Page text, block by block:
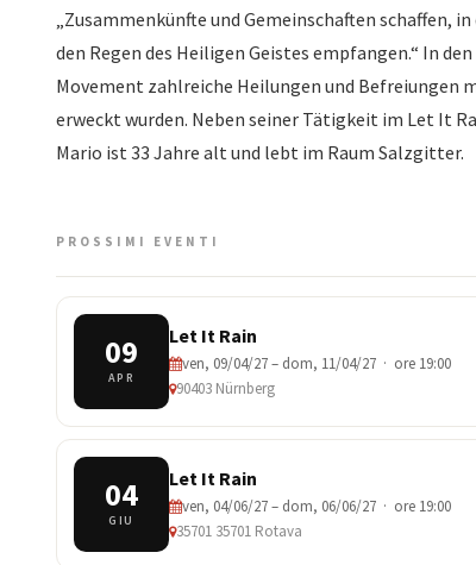
„Zusammenkünfte und Gemeinschaften schaffen,
den Regen des Heiligen Geistes empfangen.“ In
Movement zahlreiche Heilungen und Befreiungen
erweckt wurden. Neben seiner Tätigkeit im Let It
​Mario ist 33 Jahre alt und lebt im Raum Salzgitter.
PROSSIMI EVENTI
09
APR
Let It Rain
ven, 09/04/27 – dom, 11/04/27 · ore 19:00
90403 Nürnberg
04
GIU
Let It Rain
ven, 04/06/27 – dom, 06/06/27 · ore 19:00
35701 35701 Rotava